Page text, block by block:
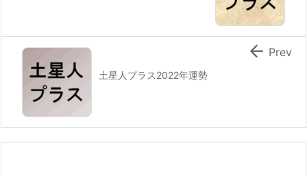
土星人プラス2022年運勢
 Prev